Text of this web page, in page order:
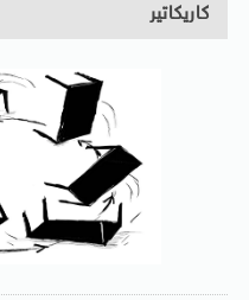
كاريكاتير